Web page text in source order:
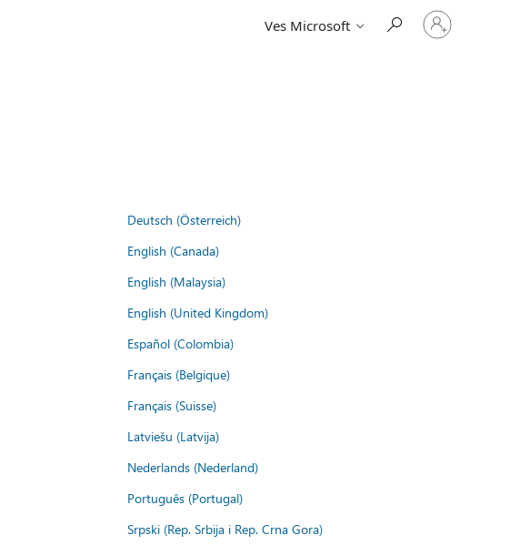
Ves Microsoft
Vpišite
se
Deutsch (Österreich)
English (Canada)
English (Malaysia)
English (United Kingdom)
Español (Colombia)
Français (Belgique)
Français (Suisse)
Latviešu (Latvija)
Nederlands (Nederland)
Português (Portugal)
Srpski (Rep. Srbija i Rep. Crna Gora)